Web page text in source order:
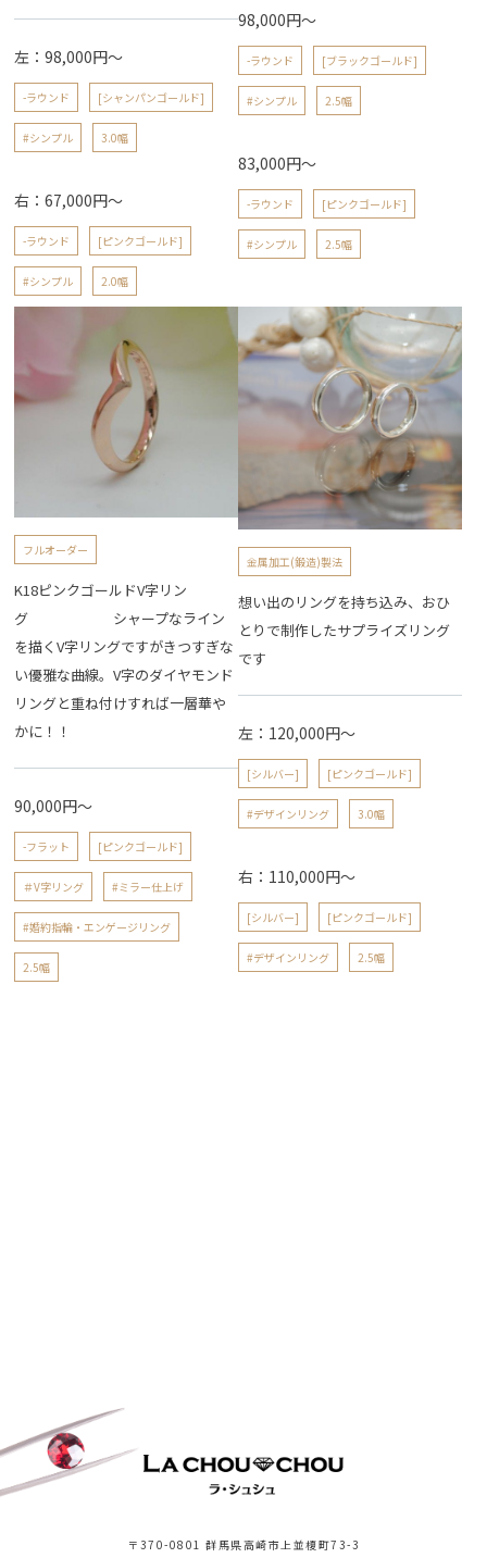
左：98,000円～
-ラウンド [シャンパンゴールド]
#シンプル 3.0幅
右：67,000円～
-ラウンド [ピンクゴールド]
#シンプル 2.0幅
98,000円～
-ラウンド [ブラックゴールド]
#シンプル 2.5幅
83,000円～
-ラウンド [ピンクゴールド]
#シンプル 2.5幅
フルオーダー
K18ピンクゴールドV字リン
グ シャープなライン
を描くV字リングですがきつすぎな
い優雅な曲線。V字のダイヤモンド
リングと重ね付けすれば一層華や
かに！！
90,000円～
-フラット [ピンクゴールド]
＃V字リング #ミラー仕上げ
#婚約指輪・エンゲージリング
2.5幅
金属加工(鍛造)製法
想い出のリングを持ち込み、おひ
とりで制作したサプライズリング
です
左：120,000円〜
[シルバー] [ピンクゴールド]
#デザインリング 3.0幅
右：110,000円〜
[シルバー] [ピンクゴールド]
#デザインリング 2.5幅
〒370-0801 群馬県高崎市上並榎町73-3